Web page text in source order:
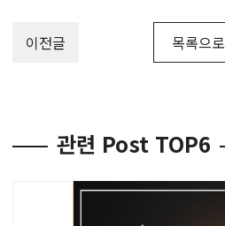
이전글 목록으로
관련 Post TOP6